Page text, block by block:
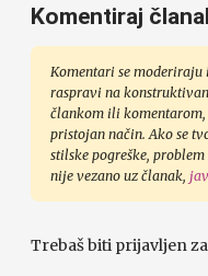
Komentiraj
Komentari se
raspravi na
člankom ili komentarom,
pristojan način. Ako se
stilske pogreške,
nije vezano uz članak,
Trebaš biti prijavljen